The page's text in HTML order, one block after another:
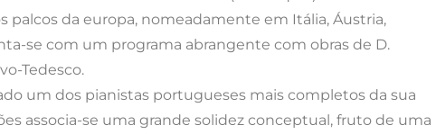
palcos da europa, nomeadamente em Itália, Áustria,
se com um programa abrangente com obras de D.
Tedesco.
um dos pianistas portugueses mais completos da sua
associa-se uma grande solidez conceptual, fruto de uma